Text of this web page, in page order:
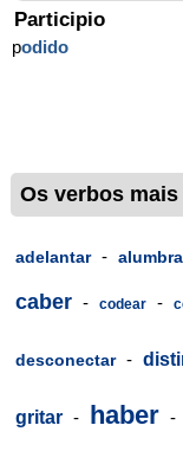
Participio
podido
Os verbos
adelantar -
caber - codear -
desconectar -
gritar - haber -